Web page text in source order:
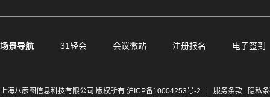
场景导航 31轻会 会议微站 注册报名 电子签到
上海八彦图信息科技有限公司 版权所有 沪ICP备10004253号-2 服务条款
隐私